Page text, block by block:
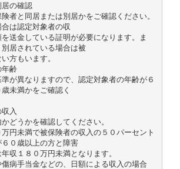
居の確認
者と同居または別居かをご確認ください。
は認定対象者の収
送金している証明が必要になります。ま
居されている場合は被
方もいます。
年齢
が異なりますので、認定対象者の年齢が６
未満かをご確認く
入
どうかを確認してください。
円未満で被保険者の収入の５０パーセント
０歳以上の方と障害
収１８０万円未満となります。
病手当金などの、日額による収入の場合